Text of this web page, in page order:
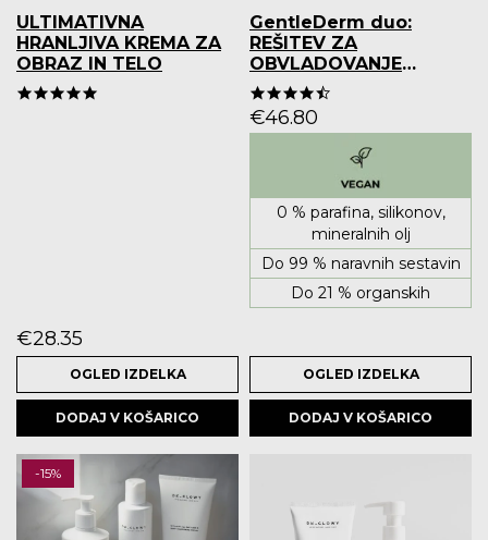
ULTIMATIVNA
HRANLJIVA KREMA ZA
OBRAZ IN TELO
€28.35
OGLED IZDELKA
DODAJ V KOŠARICO
GentleDerm duo:
REŠITEV ZA
OBVLADOVANJE
ATOPIJSKEGA
DERMATITISA
€46.80
0 % parafina, silikonov,
mineralnih olj
Do 99 % naravnih sestavin
Do 21 % organskih
OGLED IZDELKA
DODAJ V KOŠARICO
-15%